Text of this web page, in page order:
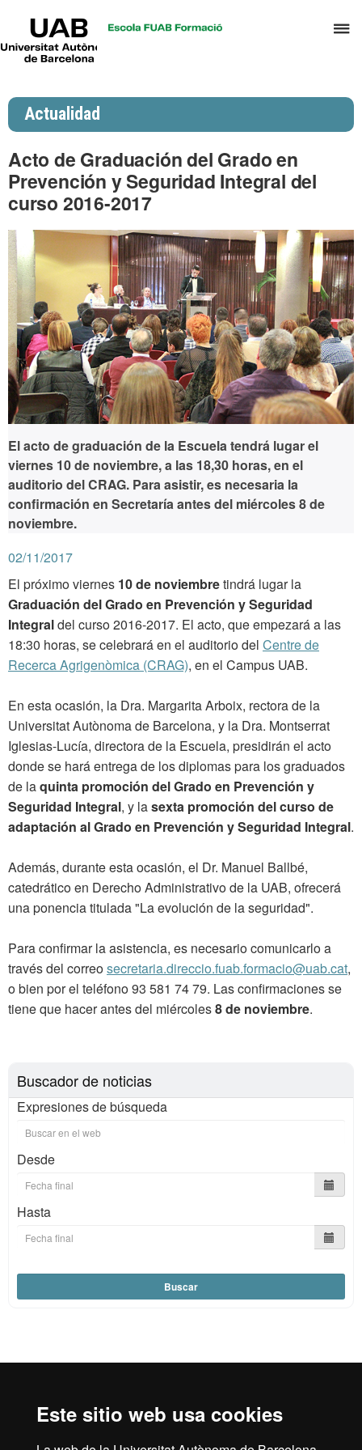
Este sitio web usa cookies
Universitat
Actualidad
Acto de Graduación del Grado en
Prevención y Seguridad Integral del
curso 2016-2017
El acto de graduación de la Escuela tendrá lugar el
viernes 10 de noviembre, a las 18,30 horas, en el
auditorio del CRAG. Para asistir, es necesaria la
confirmación en Secretaría antes del miércoles 8 de
noviembre.
02/11/2017
El próximo viernes 10 de noviembretindrá lugar la
Graduación del Grado en Prevención y Seguridad
Integraldel curso 2016-2017. El acto, que empezará a las
18:30 horas, se celebrará en el auditorio del Centre de
Recerca Agrigenòmica (CRAG), en el Campus UAB.
En esta ocasión, la Dra. Margarita Arboix, rectora de la
Universitat Autònoma de Barcelona, y la Dra. Montserrat
Iglesias-Lucía, directora de la Escuela, presidirán el acto
donde se hará entrega de los diplomas para los graduados
de laquinta promoción del Grado en Prevención y
Seguridad Integral, y lasexta promoción del curso de
adaptación al Grado en Prevención y Seguridad Integral.
​Además, durante esta ocasión, el Dr. Manuel Ballbé,
catedrático en Derecho Administrativo de la UAB, ofrecerá
una ponencia titulada "La evolución de la seguridad".
Para confirmar la asistencia, es necesario comunicarlo a
través del correosecretaria.direccio.fuab.formacio@uab.cat,
o bien por el teléfono 93 581 74 79. Las confirmaciones se
tiene que hacer antes del miércoles8 de noviembre.
Buscador de noticias
Expresiones de búsqueda
Desde
Hasta
Buscar
HR